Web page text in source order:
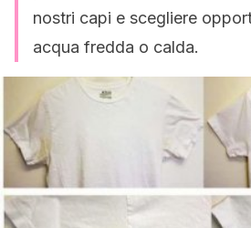
nostri capi e scegliere
acqua fredda o calda.